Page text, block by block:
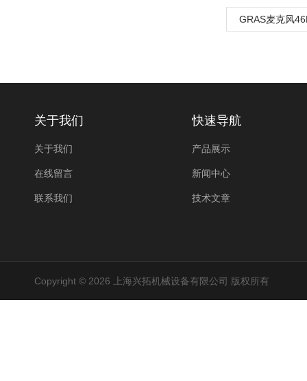
GRAS麦克风
关于我们
关于我们
在线留言
联系我们
快速导航
产品展示
新闻中心
技术文章
Copyright © 2026 上海兴拓机械设备有限公司 版权所有